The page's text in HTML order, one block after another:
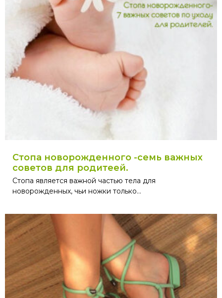
Стопа новорожденного -семь важных
советов для родитеей.
Стопа является важной частью тела для
новорожденных, чьи ножки только...